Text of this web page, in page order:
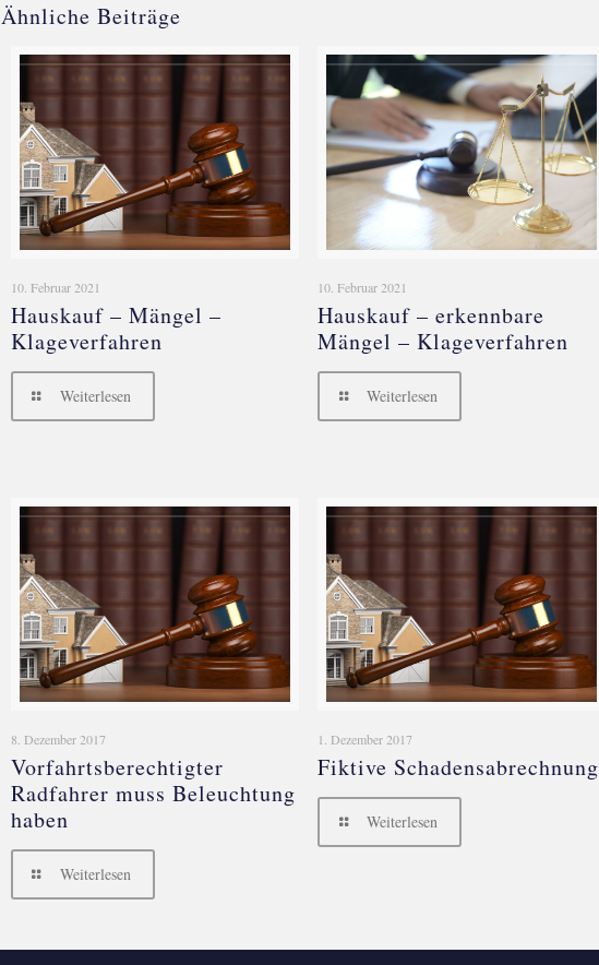
Ähnliche Beiträge
10. Februar 2021
Hauskauf – Mängel –
Klageverfahren
Weiterlesen
10. Februar 2021
Hauskauf – erkennbare
Mängel – Klageverfahren
Weiterlesen
8. Dezember 2017
Vorfahrtsberechtigter
Radfahrer muss Beleuchtung
haben
Weiterlesen
1. Dezember 2017
Fiktive Schadensabrechnung
Weiterlesen